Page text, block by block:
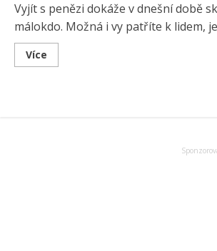
Vyjít s penězi dokáže v dnešní době
málokdo. Možná i vy patříte k lidem,
Více
more